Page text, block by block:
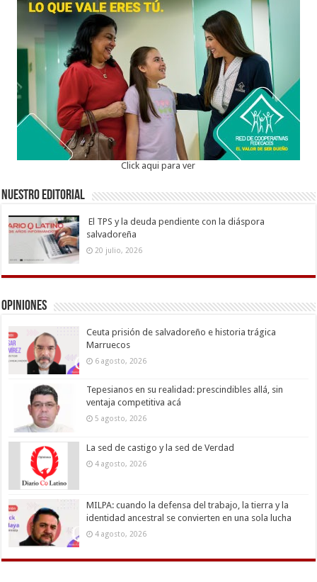
Click aqui para ver
Nuestro Editorial
El TPS y la deuda pendiente con la diáspora
salvadoreña
20 julio, 2026
Opiniones
Ceuta prisión de salvadoreño e historia trágica
Marruecos
6 agosto, 2026
Tepesianos en su realidad: prescindibles allá, sin
ventaja competitiva acá
5 agosto, 2026
La sed de castigo y la sed de Verdad
4 agosto, 2026
MILPA: cuando la defensa del trabajo, la tierra y la
identidad ancestral se convierten en una sola lucha
4 agosto, 2026